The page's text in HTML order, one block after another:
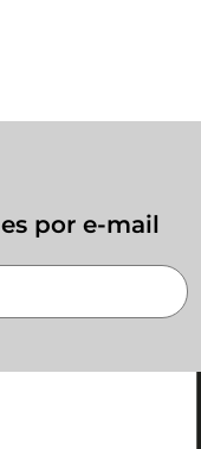
por e-mail